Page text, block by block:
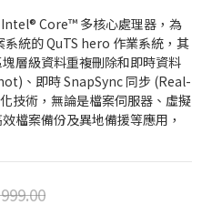
Core™ 多核心處理器，為
統的 QuTS hero 作業系統，其
層級資料重複刪除和即時資料
、即時 SnapSync 同步 (Real-
技術，無論是檔案伺服器、虛擬
檔案備份及異地備援等應用，